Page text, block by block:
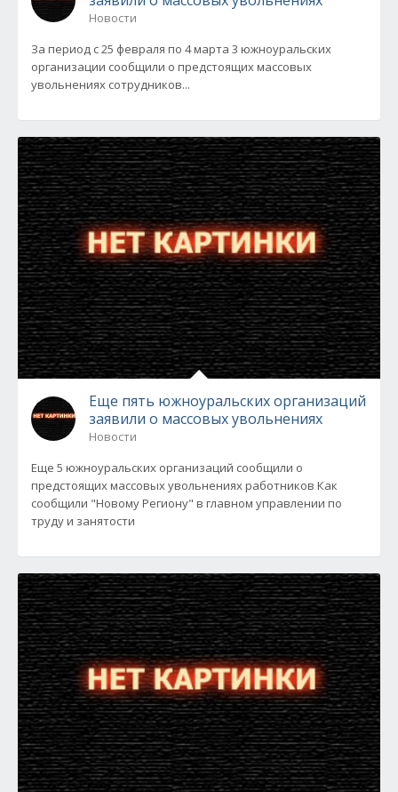
Новости
За период с 25 февраля по 4 марта 3 южноуральских
организации сообщили о предстоящих массовых
увольнениях сотрудников...
Еще пять южноуральских организаций
заявили о массовых увольнениях
Новости
Еще 5 южноуральских организаций сообщили о
предстоящих массовых увольнениях работников Как
сообщили "Новому Региону" в главном управлении по
труду и занятости